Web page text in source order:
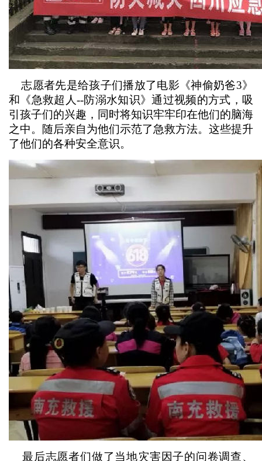
志愿者先是给孩子们播放了电影《神偷奶爸3》
和《急救超人--防溺水知识》通过视频的方式，吸
引孩子们的兴趣，同时将知识牢牢印在他们的脑海
之中。随后亲自为他们示范了急救方法。这些提升
了他们的各种安全意识。
最后志愿者们做了当地灾害因子的问卷调查、